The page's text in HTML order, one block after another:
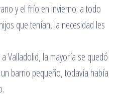
y el frío en invierno; a todo
que tenían, la necesidad les
Valladolid, la mayoría se quedó
barrio pequeño, todavía había